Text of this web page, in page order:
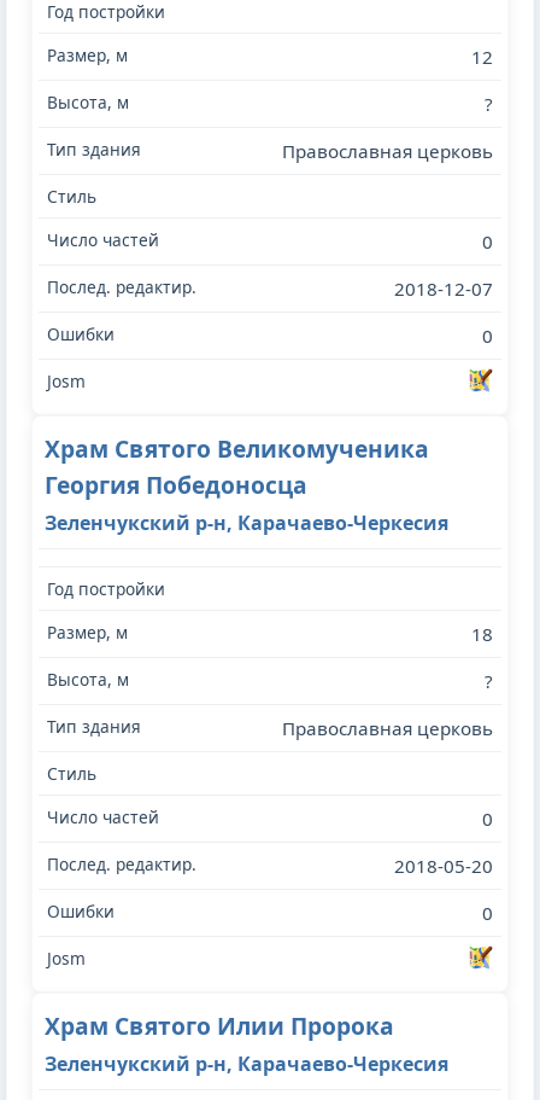
12
?
Православная церковь
0
2018-12-07
0
Храм Святого Великомученика
Георгия Победоносца
Зеленчукский р-н, Карачаево-Черкесия
18
?
Православная церковь
0
2018-05-20
0
Храм Святого Илии Пророка
Зеленчукский р-н, Карачаево-Черкесия